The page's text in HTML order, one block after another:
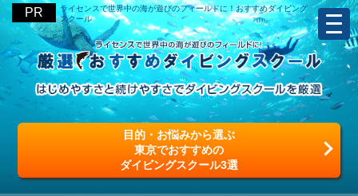
ライセンスで世界中の海が遊びのフィールドに！おすすめダイビング
スクール
目的・お悩みから選ぶ
東京でおすすめの
ダイビングスクール3選